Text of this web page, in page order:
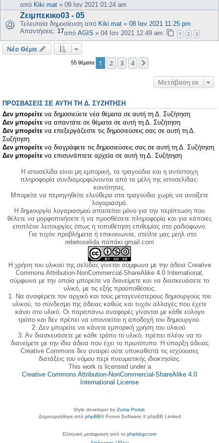
από Kiki mat » 09 Ιαν 2021 01:24 am
Ζειμπεκικο03 - 05
Τελευταία δημοσίευση από Kiki mat « 08 Ιαν 2021 11:25 pm
Απαντήσεις: 17από AGIS » 04 Ιαν 2021 12:49 am 1 2 3
Νέο Θέμα
55 θέματα 1 2 3 4
Μετάβαση σε
ΠΡΟΣΒΆΣΕΙΣ ΣΕ ΑΥΤΉ ΤΗ Δ. ΣΥΖΉΤΗΣΗ
Δεν μπορείτε να δημοσιεύετε νέα θέματα σε αυτή τη Δ. Συζήτηση
Δεν μπορείτε να απαντάτε σε θέματα σε αυτή τη Δ. Συζήτηση
Δεν μπορείτε να επεξεργάζεστε τις δημοσιεύσεις σας σε αυτή τη Δ.
Συζήτηση
Δεν μπορείτε να διαγράφετε τις δημοσιεύσεις σας σε αυτή τη Δ. Συζήτηση
Δεν μπορείτε να επισυνάπτετε αρχεία σε αυτή τη Δ. Συζήτηση
Η ιστοσελίδα είναι μη εμπορική, τα τραγούδια και η αντίστοιχη
πληροφορία συνδιαμορφώνονται από τα μέλη της ιστοσελίδας-
κοινότητας.
Μπορείτε να περιηγηθείτε ελεύθερα στα τραγούδια χωρίς να ανοίξετε
λογαριασμό.
Η δημιουργία λογαριασμού απαιτείται μόνο για την περίπτωση που
θέλετε να μορφοποιήσετε ή να προσθέσετε πληροφορία και για κάποιες
επιπλέον λειτουργίες όπως η τοποθέτηση επιθυμίας στο ραδιόφωνο.
Για τυχόν προβλήματα ή επικοινωνία, στείλτε μας μεηλ στο
rebetoselida παπάκι gmail.com
Η χρήση του υλικού της σελίδας γίνεται σύμφωνα με την άδεια Creative
Commons Attribution-NonCommercial-ShareAlike 4.0 International,
σύμφωνα με την οποία μπορείτε να διανείμετε και να διασκευάσετε το
υλικό, με τις εξής προϋποθέσεις:
1. Να αναφέρετε τον αρχικό και τους μεταγενέστερους δημιουργούς του
υλικού, το σύνδεσμο της άδειας καθώς και τυχόν αλλαγές που έχετε
κάνει στο υλικό. Οι παραπάνω αναφορές γίνονται με κάθε εύλογο
τρόπο και δεν πρέπει να υπονοείται η αποδοχή του δημιουργού.
2. Δεν μπορείτε να κάνετε εμπορική χρήση του υλικού.
3. Αν διασκευάσετε με κάθε τρόπο το υλικό, πρέπει πλέον να το
διανείμετε με την ίδια άδεια που έχει το πρωτότυπο. Η ύπαρξη άδειας
Creative Commons δεν αναιρεί ούτε υποκαθιστά τις ισχύουσες
διατάξεις του νόμου περί πνευματικής ιδιοκτησίας.
This work is licensed under a
Creative Commons Attribution-NonCommercial-ShareAlike 4.0
International License
Style developer by Zuma Portal ,
Δημιουργήθηκε από phpBB® Forum Software © phpBB Limited
Ελληνική μετάφραση από το phpbbgr.com